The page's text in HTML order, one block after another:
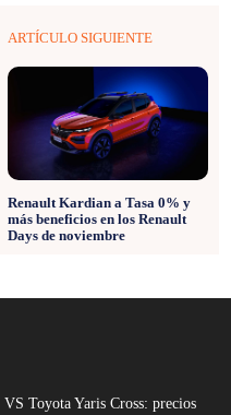
ARTÍCULO SIGUIENTE
Renault Kardian a Tasa 0% y
más beneficios en los Renault
Days de noviembre
Toyota Yaris Cross: precios